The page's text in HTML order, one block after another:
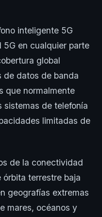
inteligente 5G
en cualquier parte
global
de datos de banda
que normalmente
sistemas de telefonía
limitadas de
de la conectividad
terrestre baja
geografías extremas
mares, océanos y